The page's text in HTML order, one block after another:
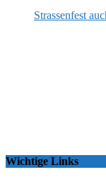
Strassenfest
Wichtige Links